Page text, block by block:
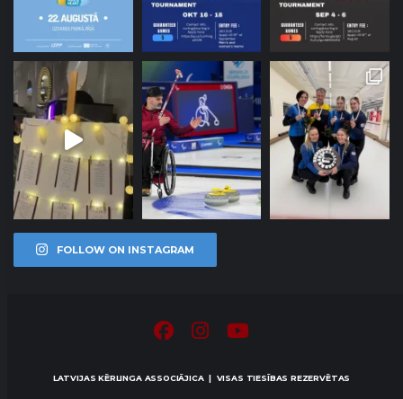
FOLLOW ON INSTAGRAM
LATVIJAS KĒRLINGA ASSOCIĀJICA | VISAS TIESĪBAS REZERVĒTAS